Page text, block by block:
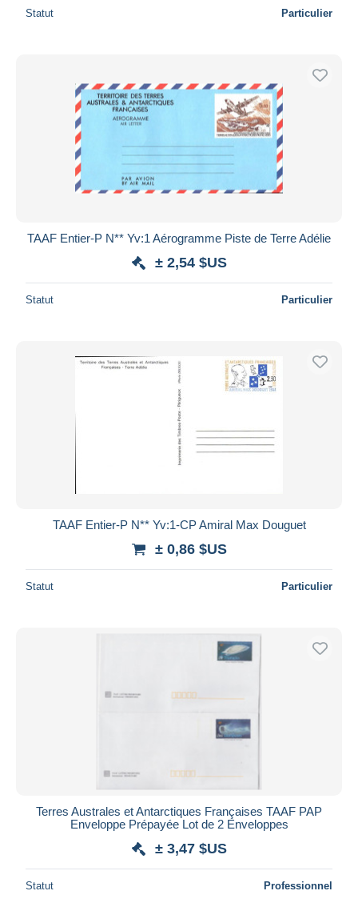
Statut Particulier
TAAF Entier-P N** Yv:1 Aérogramme Piste de Terre Adélie
± 2,54 $US
Statut Particulier
TAAF Entier-P N** Yv:1-CP Amiral Max Douguet
± 0,86 $US
Statut Particulier
Terres Australes et Antarctiques Françaises TAAF PAP
Enveloppe Prépayée Lot de 2 Enveloppes
± 3,47 $US
Statut Professionnel